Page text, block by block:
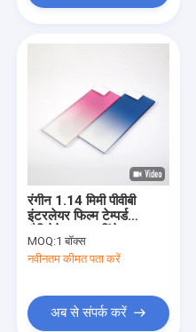
रंगीन 1.14 मिमी पीवीबी
इंटरलेयर फिल्म टेम्पर्ड
टेम्पर्ड ग्लास
MOQ:1 बॉक्स
नवीनतम कीमत पता करें
अब से संपर्क करें